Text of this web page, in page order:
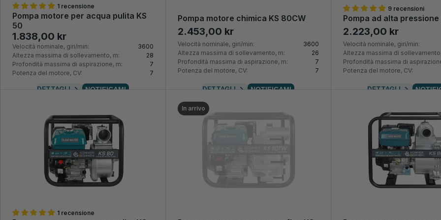
1 recensione
Pompa motore per acqua pulita KS
50
1.838,00 kr
Velocità nominale, giri/min:
3600
Altezza massima di sollevamento, m:
28
Profondità massima di aspirazione, m:
7
Potenza del motore, CV:
7
DETTAGLI NOTIFICAMI
Pompa motore chimica KS 80CW
2.453,00 kr
Velocità nominale, giri/min:
3600
Altezza massima di sollevamento, m:
26
Profondità massima di aspirazione, m:
7
Potenza del motore, CV:
7
DETTAGLI NOTIFICAMI
9 recensioni
Pompa ad alta pressione
2.223,00 kr
Velocità nominale, giri/min:
Altezza massima di
Profondità massima di
Potenza del motore, CV:
DETTAGLI
1 recensione
In arrivo